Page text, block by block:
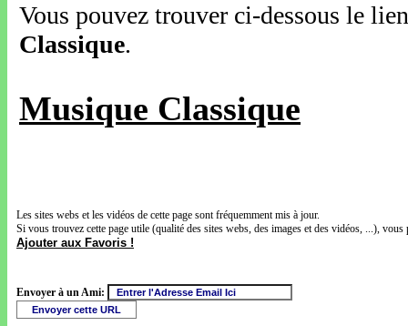
Vous pouvez trouver ci-dessous le
Classique.
Musique Classique
Les sites webs et les vidéos de cette page sont fréquemment mis à jour.
Si vous trouvez cette page utile (qualité des sites webs, des images et des vidéos, ...),
Ajouter aux Favoris !
Envoyer à un Ami: